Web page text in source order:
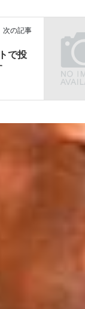
次の記事
で投